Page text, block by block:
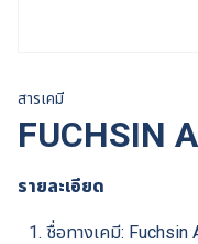
สารเคมี
FUCHSIN
รายละเอียด
ชื่อทางเคมี: Fuchsin